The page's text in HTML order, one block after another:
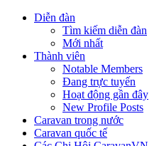
Diễn đàn
Tìm kiếm diễn đàn
Mới nhất
Thành viên
Notable Members
Đang trực tuyến
Hoạt động gần đây
New Profile Posts
Caravan trong nước
Caravan quốc tế